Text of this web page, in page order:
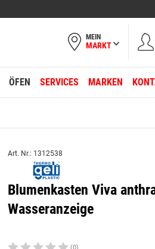
MEIN
MARKT
ÖFEN SERVICES MARKEN
Art. Nr.: 1312538
Blumenkasten Viva
Wasseranzeige
(0)